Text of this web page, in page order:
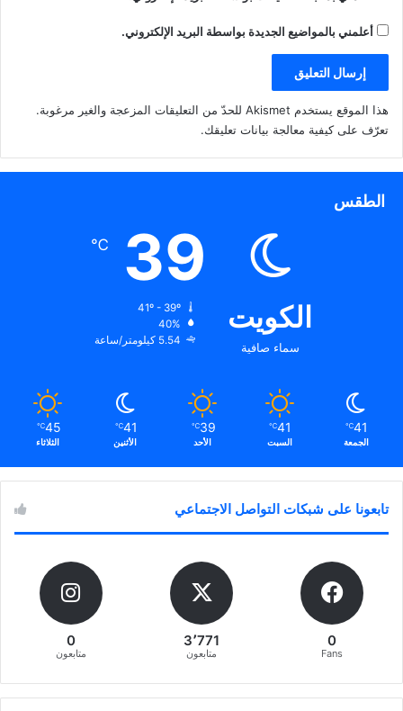
أعلمني بالمواضيع الجديدة بواسطة البريد الإلكتروني.
هذا الموقع يستخدم Akismet للحدّ من التعليقات المزعجة والغير مرغوبة.
تعرّف على كيفية معالجة بيانات تعليقك.
الطقس
الكويت
سماء صافية
39
℃
40%
5.54 كيلومتر/ساعة
41
℃
الجمعة
41
℃
السبت
39
℃
الأحد
41
℃
الأثنين
45
℃
الثلاثاء
تابعونا على شبكات التواصل الاجتماعي
0
Fans
3٬771
متابعون
0
متابعون